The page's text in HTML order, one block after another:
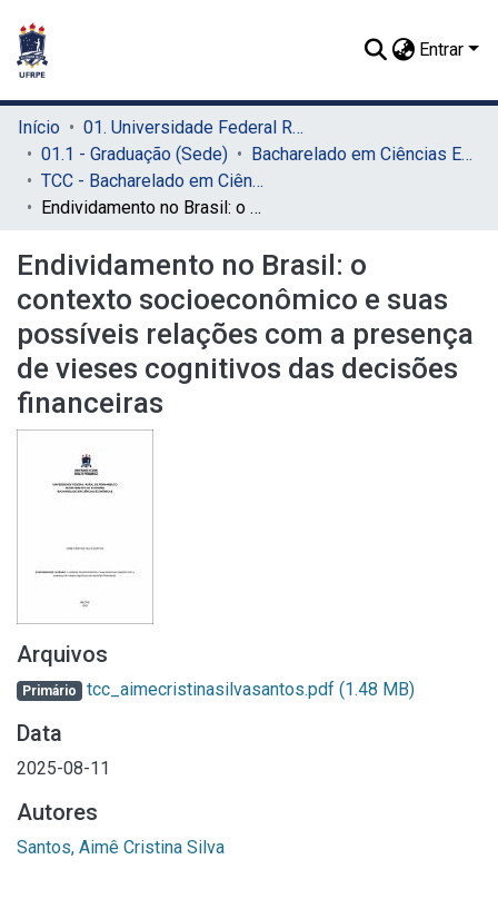
Entrar
Início
01. Universidade Federal Rural de Pernambuco - UFRPE (Sede)
01.1 - Graduação (Sede)
Bacharelado em Ciências Econômicas (Sede)
TCC - Bacharelado em Ciências Econômicas (Sede)
Endividamento no Brasil: o contexto socioeconômico e suas possíveis relações com a presença de vieses cognitivos das decisões financeiras
Endividamento no Brasil: o
contexto socioeconômico e suas
possíveis relações com a presença
de vieses cognitivos das decisões
financeiras
Arquivos
Primário tcc_aimecristinasilvasantos.pdf (1.48 MB)
Data
2025-08-11
Autores
Santos, Aimê Cristina Silva